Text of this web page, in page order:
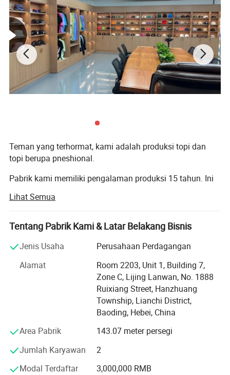
Teman yang terhormat, kami adalah produksi topi dan
topi berupa pneshional.
Pabrik kami memiliki pengalaman produksi 15 tahun. Ini
berwenang dan kunjungan lapangan.
Perusahaan ini memiliki lebih dari 10 R&AMP; staf D,
dengan 100 hingga 50 karyawan yang sangat baik.
Dengan peralatan produksi yang lebih maju, kami dapat
Setelah pesanan dikonfirmasi, kami akan
menyelesaikannya dengan cepat. Persaingan di pasar
adalah keuntungan terbesar. Kami juga suka menerima
pesanan kecil, yang baik untuk awal bisnis S berhasil.
Terima pesanan kustom dan desain logo. Menerima OEM.
Bordir dan pencetakan kualitas tinggi. Kapasitas produksi
bulanan adalah Baseball cap 40000 PCS. Kait sekali:
30000 BUAH. Mask: 200, 000 buah. Topi jerami musim
Lihat Semua
Tentang Pabrik Kami & Latar Belakang Bisnis
Jenis Usaha
Perusahaan Perdagangan
Alamat
Room 2203, Unit 1, Building 7,
Zone C, Lijing Lanwan, No. 1888
Ruixiang Street, Hanzhuang
Township, Lianchi District,
Baoding, Hebei, China
Area Pabrik
143.07 meter persegi
Jumlah Karyawan
2
Modal Terdaftar
3,000,000 RMB